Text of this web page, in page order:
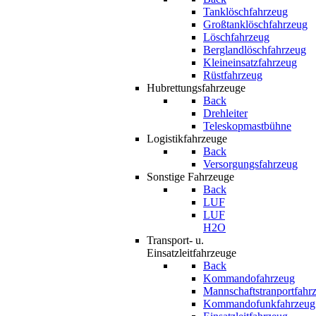
Tanklöschfahrzeug
Großtanklöschfahrzeug
Löschfahrzeug
Berglandlöschfahrzeug
Kleineinsatzfahrzeug
Rüstfahrzeug
Hubrettungsfahrzeuge
Back
Drehleiter
Teleskopmastbühne
Logistikfahrzeuge
Back
Versorgungsfahrzeug
Sonstige Fahrzeuge
Back
LUF
LUF
H2O
Transport- u.
Einsatzleitfahrzeuge
Back
Kommandofahrzeug
Kommandofunkfahrzeug